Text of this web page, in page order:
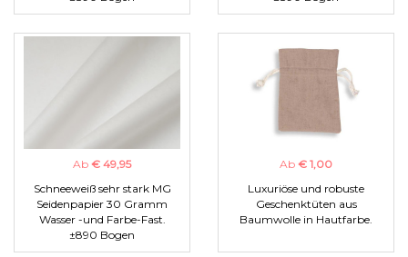
Ab € 49,95
Schneeweiß sehr stark MG
Seidenpapier 30 Gramm
Wasser -und Farbe-Fast.
±890 Bogen
Ab € 1,00
Luxuriöse und robuste
Geschenktüten aus
Baumwolle in Hautfarbe.